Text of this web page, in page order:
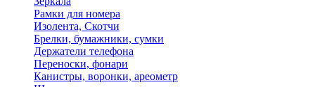
Рамки для номера
Изолента, Скотчи
Брелки, бумажники, сумки
Держатели телефона
Переноски, фонари
Канистры, воронки, ареометр